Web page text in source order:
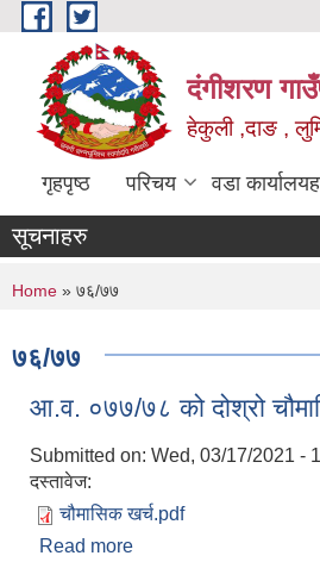
Skip to main content
दंगीशरण
हेकुली ,दाङ ,
गृहपृष्ठ परिचय वडा
सूचनाहरु
You are here
Home » ७६/७७
७६/७७
आ.व. ०७७/७८ को दोश्रो
Submitted on: Wed, 03/17/2021 -
दस्तावेज:
चौमासिक खर्च.pdf
Read more